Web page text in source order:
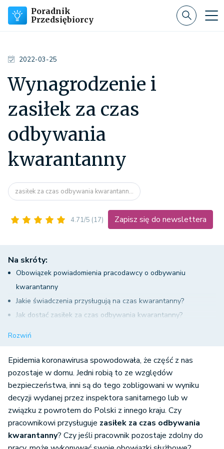
Poradnik
Przedsiębiorcy
2022-03-25
Wynagrodzenie i
zasiłek za czas
odbywania
kwarantanny
zasiłek za czas odbywania kwarantann...
4.71/5 (17) Zapisz się do newslettera
Na skróty:
Obowiązek powiadomienia pracodawcy o odbywaniu
kwarantanny
Jakie świadczenia przysługują na czas kwarantanny?
Jak dostać zasiłek za czas odbywania kwarantanny?
Czy można pracować w czasie odbywania kwarantanny lub
izolacji?
Rozwiń
Epidemia koronawirusa spowodowała, że część z nas
pozostaje w domu. Jedni robią to ze względów
bezpieczeństwa, inni są do tego zobligowani w wyniku
decyzji wydanej przez inspektora sanitarnego lub w
związku z powrotem do Polski z innego kraju. Czy
pracownikowi przysługuje zasiłek za czas odbywania
kwarantanny? Czy jeśli pracownik pozostaje zdolny do